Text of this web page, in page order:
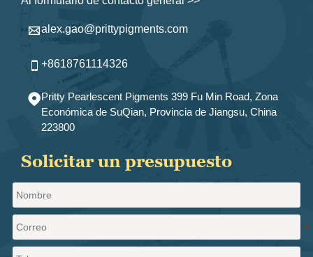
alex.gao@prittypigments.com
+8618761114326
Pritty Pearlescent Pigments 399 Fu Min Road, Zona
Económica de SuQian, Provincia de Jiangsu, China
223800
Solicitar un presupuesto